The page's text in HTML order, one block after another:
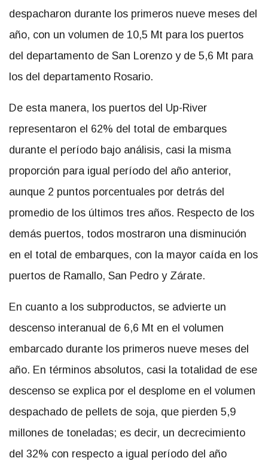
despacharon durante los primeros nueve meses del
año, con un volumen de 10,5 Mt para los puertos
del departamento de San Lorenzo y de 5,6 Mt para
los del departamento Rosario.
De esta manera, los puertos del Up-River
representaron el 62% del total de embarques
durante el período bajo análisis, casi la misma
proporción para igual período del año anterior,
aunque 2 puntos porcentuales por detrás del
promedio de los últimos tres años. Respecto de los
demás puertos, todos mostraron una disminución
en el total de embarques, con la mayor caída en los
puertos de Ramallo, San Pedro y Zárate.
En cuanto a los subproductos, se advierte un
descenso interanual de 6,6 Mt en el volumen
embarcado durante los primeros nueve meses del
año. En términos absolutos, casi la totalidad de ese
descenso se explica por el desplome en el volumen
despachado de pellets de soja, que pierden 5,9
millones de toneladas; es decir, un decrecimiento
del 32% con respecto a igual período del año